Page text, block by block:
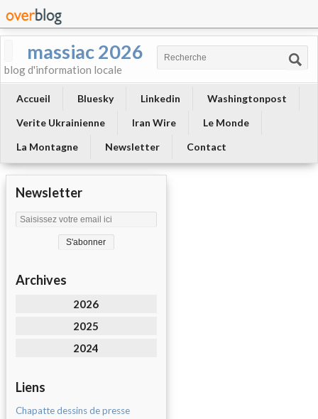
massiac 2026
blog d'information locale
Accueil Bluesky Linkedin
Washingtonpost
Verite Ukrainienne
Iran Wire
Le Monde
La Montagne
Newsletter Contact
Newsletter
Archives
2026
2025
2024
Liens
Chapatte dessins de presse